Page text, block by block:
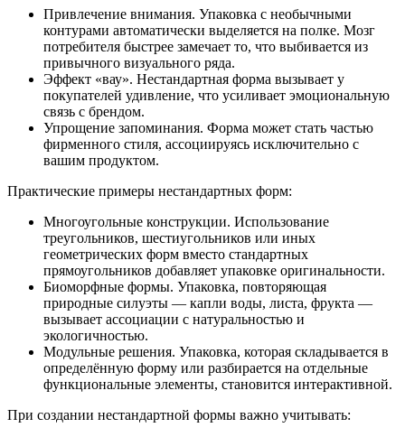
Привлечение внимания. Упаковка с необычными
контурами автоматически выделяется на полке. Мозг
потребителя быстрее замечает то, что выбивается из
привычного визуального ряда.
Эффект «вау». Нестандартная форма вызывает у
покупателей удивление, что усиливает эмоциональную
связь с брендом.
Упрощение запоминания. Форма может стать частью
фирменного стиля, ассоциируясь исключительно с
вашим продуктом.
Практические примеры нестандартных форм:
Многоугольные конструкции. Использование
треугольников, шестиугольников или иных
геометрических форм вместо стандартных
прямоугольников добавляет упаковке оригинальности.
Биоморфные формы. Упаковка, повторяющая
природные силуэты — капли воды, листа, фрукта —
вызывает ассоциации с натуральностью и
экологичностью.
Модульные решения. Упаковка, которая складывается в
определённую форму или разбирается на отдельные
функциональные элементы, становится интерактивной.
При создании нестандартной формы важно учитывать: